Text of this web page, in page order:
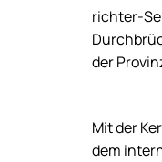
richter-
der
Mit der
dem